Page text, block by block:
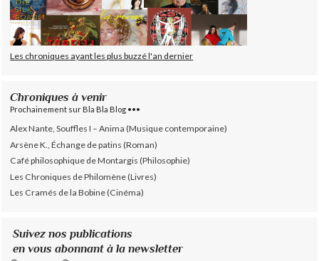
Les chroniques ayant les plus buzzé l'an dernier
Chroniques à venir
Prochainement sur Bla Bla Blog •••
Alex Nante, Souffles I – Anima (Musique contemporaine)
Arsène K., Échange de patins (Roman)
Café philosophique de Montargis (Philosophie)
Les Chroniques de Philomène (Livres)
Les Cramés de la Bobine (Cinéma)
Suivez nos publications
en vous abonnant à la newsletter